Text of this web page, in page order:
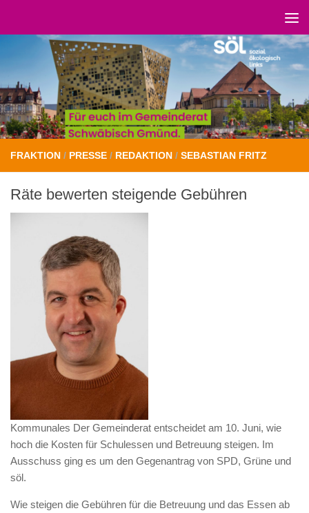
FRAKTION / PRESSE / REDAKTION / SEBASTIAN FRITZ
Räte bewerten steigende Gebühren
Kommunales Der Gemeinderat entscheidet am 10. Juni, wie
hoch die Kosten für Schulessen und Betreuung steigen. Im
Ausschuss ging es um den Gegenantrag von SPD, Grüne und
söl.
Wie steigen die Gebühren für die Betreuung und das Essen ab